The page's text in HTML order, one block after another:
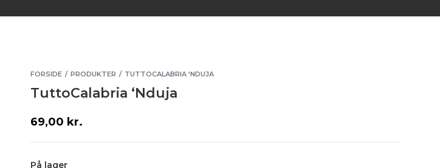
FORSIDE / PRODUKTER / TUTTOCALABRIA ‘NDUJA
TuttoCalabria ‘Nduja
69,00 kr.
På lager